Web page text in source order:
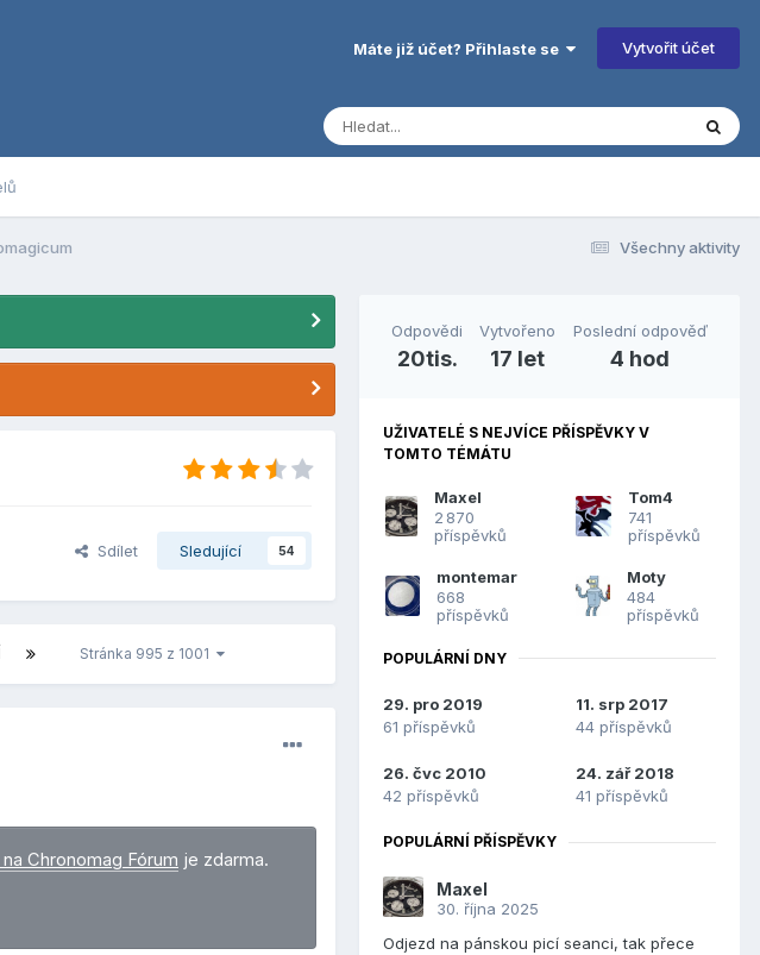
Máte již účet? Přihlaste se Vytvořit účet
Všechny aktivity
Sdílet Sledující 54
Stránka 995 z 1001
Chronomag Fórum je zdarma.
Odpovědi
20tis.
Vytvořeno
17 let
Poslední odpověď
4 hod
UŽIVATELÉ S NEJVÍCE PŘÍSPĚVKY V
TOMTO TÉMÁTU
Maxel
2 870
příspěvků
Tom4
741
příspěvků
montemar
668
příspěvků
Moty
484
příspěvků
POPULÁRNÍ DNY
29. pro 2019
61 příspěvků
11. srp 2017
44 příspěvků
26. čvc 2010
42 příspěvků
24. zář 2018
41 příspěvků
POPULÁRNÍ PŘÍSPĚVKY
Maxel
30. října 2025
Odjezd na pánskou picí seanci, tak přece